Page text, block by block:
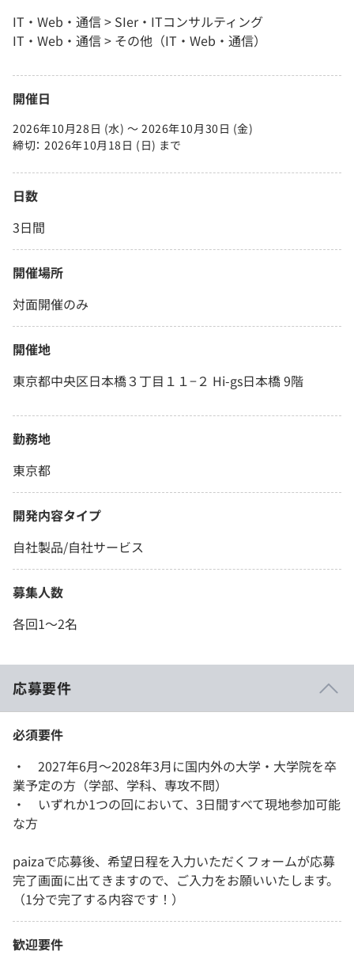
IT・Web・通信 > SIer・ITコンサルティング
IT・Web・通信 > その他（IT・Web・通信）
開催日
2026年10月28日 (水) 〜 2026年10月30日 (金)
締切： 2026年10月18日 (日) まで
日数
3日間
開催場所
対面開催のみ
開催地
東京都中央区日本橋３丁目１１−２ Hi-gs日本橋 9階
勤務地
東京都
開発内容タイプ
自社製品/自社サービス
募集人数
各回1〜2名
応募要件
必須要件
・ 2027年6月～2028年3月に国内外の大学・大学院を卒
業予定の方（学部、学科、専攻不問）
・ いずれか1つの回において、3日間すべて現地参加可能
な方
paizaで応募後、希望日程を入力いただくフォームが応募
完了画面に出てきますので、ご入力をお願いいたします。
（1分で完了する内容です！）
歓迎要件